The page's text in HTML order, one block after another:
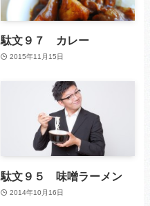
駄文９７ カレー
2015年11月15日
駄文９５ 味噌ラーメン
2014年10月16日